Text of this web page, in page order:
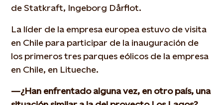
de Statkraft, Ingeborg Dårflot.
La líder de la empresa europea estuvo de visita
en Chile para participar de la inauguración de
los primeros tres parques eólicos de la empresa
en Chile, en Litueche.
—¿Han enfrentado alguna vez, en otro país, una